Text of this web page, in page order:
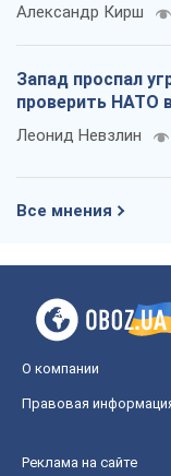
Александр Кирш
Запад проспал
проверить НАТО
Леонид Невзлин
Все мнения
О компании
Правовая
Реклама на сайте